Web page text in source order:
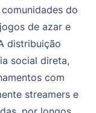
do
de azar e
distribuição
social direta,
com
streamers e